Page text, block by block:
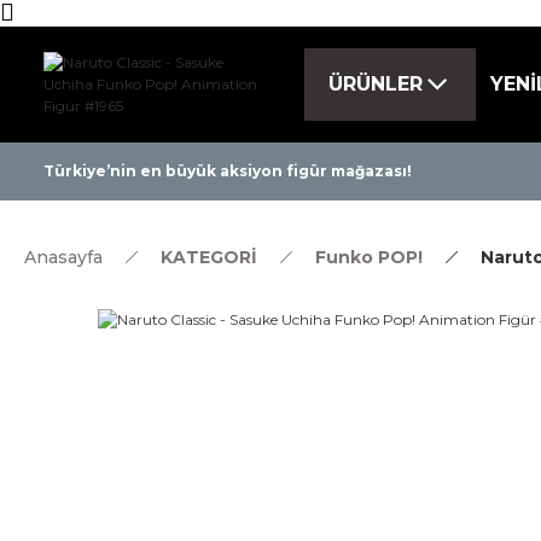
ÜRÜNLER
Türkiye’nin en büyük aksiyon figür mağazası! Tüm
Anasayfa KATEGORİ Funko POP!